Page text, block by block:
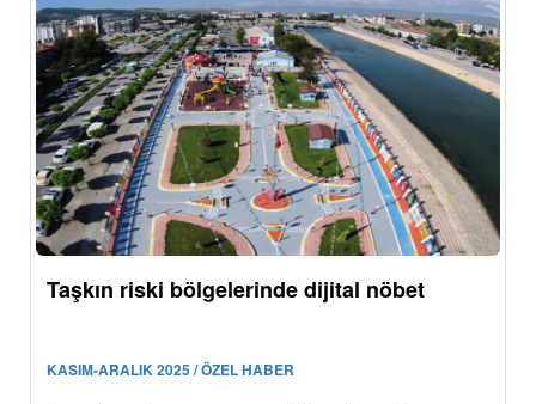
Taşkın riski bölgelerinde dijital nöbet
KASIM-ARALIK 2025 / ÖZEL HABER